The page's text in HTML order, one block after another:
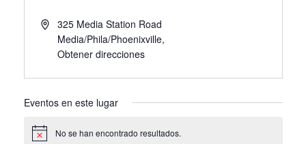
Dirección
325 Media Station Road
Media/Phila/Phoenixville,
Obtener direcciones
Eventos en este lugar
Notice No se han encontrado resultados.